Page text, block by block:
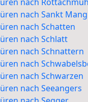
nach Sankt Mang
nach Schatten
nach Schlatt
nach Schnattern
nach
nach Schwarzen
nach Seeangers